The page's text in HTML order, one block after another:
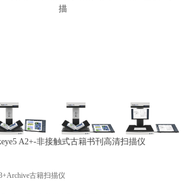
古籍扫描仪
描
A2+-非接触式古籍书刊高清扫描仪